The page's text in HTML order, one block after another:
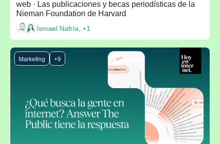
web · Las publicaciones y becas periodísticas de la
Nieman Foundation de Harvard
Ismael Nafría, +1
Marketing +9